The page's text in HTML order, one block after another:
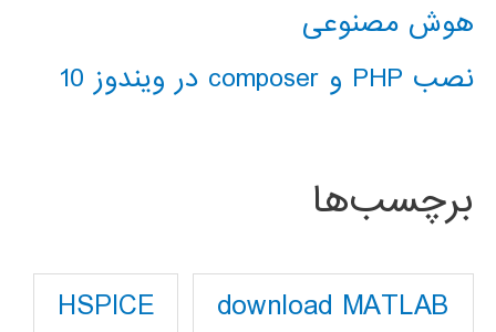
هوش مصنوعی
نصب PHP و composer در ویندوز 10
برچسب‌ها
download MATLAB
HSPICE